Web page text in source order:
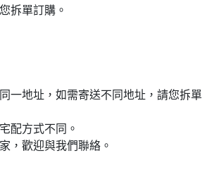
拆單訂購。
一地址，如需寄送不同地址，請您拆單
配方式不同。
，歡迎與我們聯絡。